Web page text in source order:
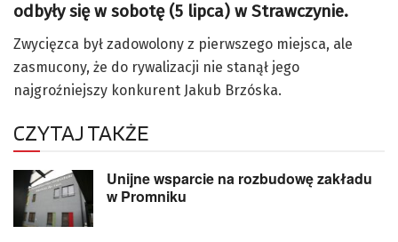
odbyły się w sobotę (5 lipca) w Strawczynie.
Zwycięzca był zadowolony z pierwszego miejsca, ale
zasmucony, że do rywalizacji nie stanął jego
najgroźniejszy konkurent Jakub Brzóska.
CZYTAJ TAKŻE
Unijne wsparcie na rozbudowę zakładu
w Promniku